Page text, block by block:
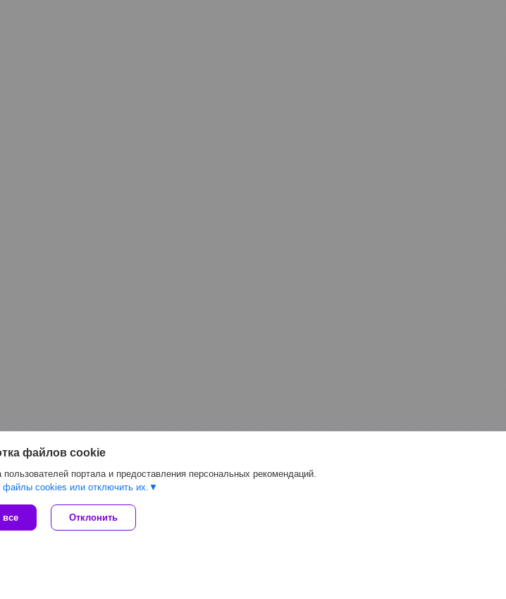
файлов cookie
портала и предоставления персональных рекомендаций.
файлы cookies или отключить их.
все Отклонить